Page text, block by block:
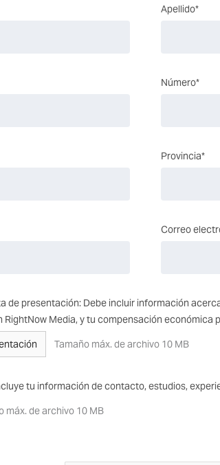
Apellido*
Número*
Provincia*
Correo
de presentación: Debe incluir información
RightNow Media, y tu compensación económica
Tamaño máx. de archivo 10 MB
tu información de contacto, estudios,
máx. de archivo 10 MB